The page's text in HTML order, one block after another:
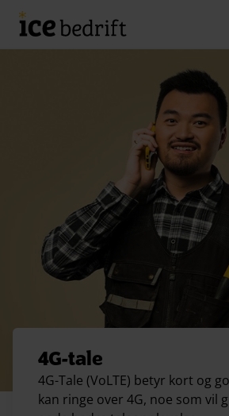
Hopp til hovedinnhold (Trykk Enter)
4G-tale
4G-Tale (VoLTE) betyr kort og
kan ringe over 4G, noe som vil